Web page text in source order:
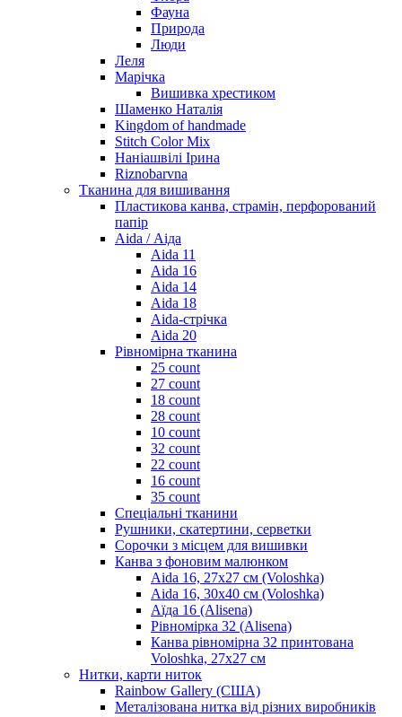
Фауна
Природа
Люди
Леля
Марічка
Вишивка хрестиком
Шаменко Наталія
Kingdom of handmade
Stitch Color Mix
Наніашвілі Ірина
Riznobarvna
Тканина для вишивання
Пластикова канва, страмін, перфорований
папір
Aida / Аіда
Aida 11
Aida 16
Aida 14
Aida 18
Aida-стрічка
Aida 20
Рівномірна тканина
25 count
27 count
18 count
28 count
10 count
32 count
22 count
16 count
35 count
Спеціальні тканини
Рушники, скатертини, серветки
Сорочки з місцем для вишивки
Канва з фоновим малюнком
Aida 16, 27х27 см (Voloshka)
Aida 16, 30х40 см (Voloshka)
Аїда 16 (Alisena)
Рівномірка 32 (Alisena)
Канва рівномірна 32 принтована
Voloshka, 27х27 см
Нитки, карти ниток
Rainbow Gallery (США)
Металізована нитка від різних виробників